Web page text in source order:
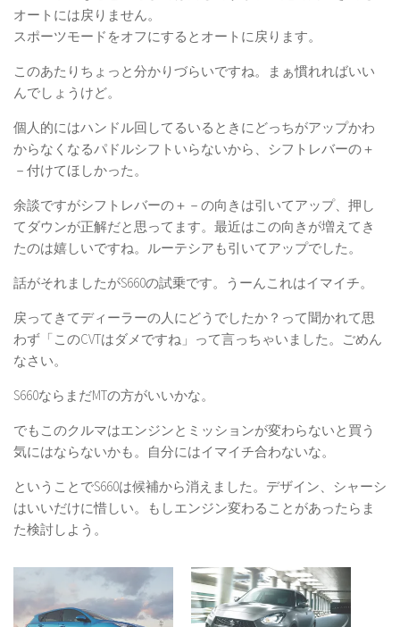
オートには戻りません。
スポーツモードをオフにするとオートに戻ります。
このあたりちょっと分かりづらいですね。まぁ慣れればいい
んでしょうけど。
個人的にはハンドル回してるいるときにどっちがアップかわ
からなくなるパドルシフトいらないから、シフトレバーの＋
－付けてほしかった。
余談ですがシフトレバーの＋－の向きは引いてアップ、押し
てダウンが正解だと思ってます。最近はこの向きが増えてき
たのは嬉しいですね。ルーテシアも引いてアップでした。
話がそれましたがS660の試乗です。うーんこれはイマイチ。
戻ってきてディーラーの人にどうでしたか？って聞かれて思
わず「このCVTはダメですね」って言っちゃいました。ごめん
なさい。
S660ならまだMTの方がいいかな。
でもこのクルマはエンジンとミッションが変わらないと買う
気にはならないかも。自分にはイマイチ合わないな。
ということでS660は候補から消えました。デザイン、シャーシ
はいいだけに惜しい。もしエンジン変わることがあったらま
た検討しよう。